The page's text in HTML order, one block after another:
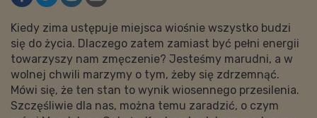
Kiedy zima ustępuje miejsca wiośnie wszystko budzi
się do życia. Dlaczego zatem zamiast być pełni energii
towarzyszy nam zmęczenie? Jesteśmy marudni, a w
wolnej chwili marzymy o tym, żeby się zdrzemnąć.
Mówi się, że ten stan to wynik wiosennego przesilenia.
Szczęśliwie dla nas, można temu zaradzić, o czym